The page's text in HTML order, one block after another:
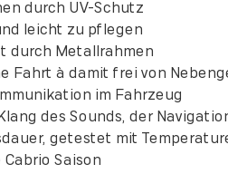
UV-Schutz
zu pflegen
Metallrahmen
à damit frei von
im Fahrzeug
des Sounds, der Navigation
getestet mit Temperaturen
Saison